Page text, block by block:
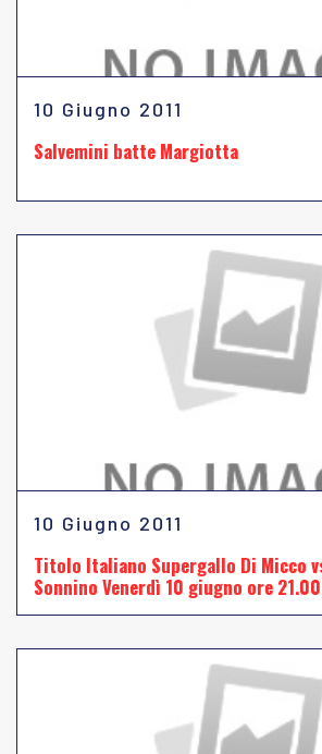
10 Giugno 2011
Salvemini batte Margiotta
10 Giugno 2011
Titolo Italiano Supergallo Di Micco
Sonnino Venerdì 10 giugno ore 21.00